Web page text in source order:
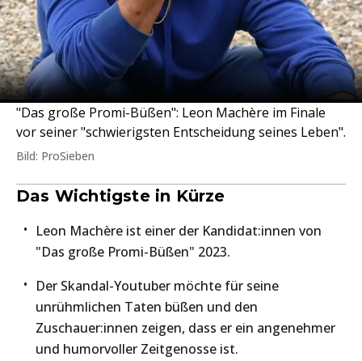
"Das große Promi-Büßen": Leon Machère im Finale
vor seiner "schwierigsten Entscheidung seines Leben".
Bild: ProSieben
Das Wichtigste in Kürze
Leon Machère ist einer der Kandidat:innen von
"Das große Promi-Büßen" 2023.
Der Skandal-Youtuber möchte für seine
unrühmlichen Taten büßen und den
Zuschauer:innen zeigen, dass er ein angenehmer
und humorvoller Zeitgenosse ist.